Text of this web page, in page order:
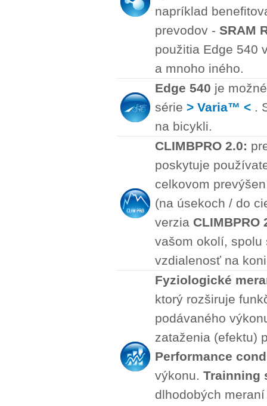
napríklad
prevodov - SRAM
použitia Edge 540
a mnoho iného.
Edge 540 je
série > Varia™ < .
na bicykli.
CLIMBPRO 2.0:
poskytuje
celkovom
(na úsekoch / do
verzia CLIMBPRO
vašom okolí, spolu
vzdialenosť na
Fyziologické
ktorý rozširuje
podávaného
zataženia (efektu)
Performance
výkonu. Trainning
dlhodobých